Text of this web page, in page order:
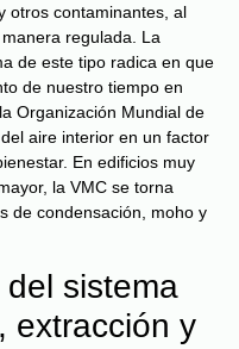
otros contaminantes, al
regulada. La
de este tipo radica en que
de nuestro tiempo en
Organización Mundial de
aire interior en un factor
En edificios muy
la VMC se torna
de condensación, moho y
sistema
extracción y